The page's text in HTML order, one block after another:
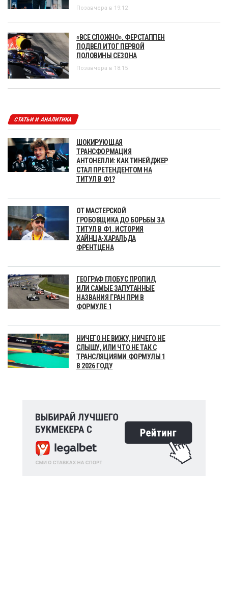
Позавчера в 19:12
«ВСЕ СЛОЖНО». ФЕРСТАППЕН
ПОДВЕЛ ИТОГ ПЕРВОЙ
ПОЛОВИНЫ СЕЗОНА
Позавчера в 18:15
СТАТЬИ И АНАЛИТИКА
ШОКИРУЮЩАЯ
ТРАНСФОРМАЦИЯ
АНТОНЕЛЛИ: КАК ТИНЕЙДЖЕР
СТАЛ ПРЕТЕНДЕНТОМ НА
ТИТУЛ В Ф1?
ОТ МАСТЕРСКОЙ
ГРОБОВЩИКА ДО БОРЬБЫ ЗА
ТИТУЛ В Ф1. ИСТОРИЯ
ХАЙНЦА-ХАРАЛЬДА
ФРЕНТЦЕНА
ГЕОГРАФ ГЛОБУС ПРОПИЛ,
ИЛИ САМЫЕ ЗАПУТАННЫЕ
НАЗВАНИЯ ГРАН ПРИ В
ФОРМУЛЕ 1
НИЧЕГО НЕ ВИЖУ, НИЧЕГО НЕ
СЛЫШУ, ИЛИ ЧТО НЕ ТАК С
ТРАНСЛЯЦИЯМИ ФОРМУЛЫ 1
В 2026 ГОДУ